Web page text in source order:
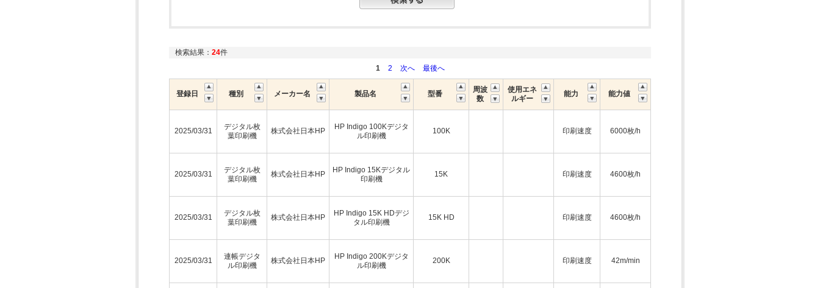
検索結果： 24件
1
2 次へ 最後へ
登録日 種別 メーカー名 製品名 型番
周波
数
使用エネ
ルギー
能力 能力値
2025/03/31
デジタル枚
葉印刷機
株式会社日本HP
HP Indigo 100Kデジタ
ル印刷機
100K 印刷速度 6000枚/h
2025/03/31
デジタル枚
葉印刷機
株式会社日本HP
HP Indigo 15Kデジタル
印刷機
15K 印刷速度 4600枚/h
2025/03/31
デジタル枚
葉印刷機
株式会社日本HP
HP Indigo 15K HDデジ
タル印刷機
15K HD 印刷速度 4600枚/h
2025/03/31
連帳デジタ
ル印刷機
株式会社日本HP
HP Indigo 200Kデジタ
ル印刷機
200K 印刷速度 42m/min